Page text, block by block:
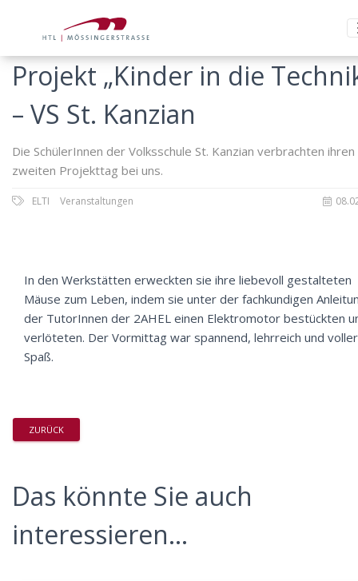
Projekt „Kinder in die
– VS St. Kanzian
Die SchülerInnen der Volksschule St. Kanzian verbrachten ihren
zweiten Projekttag bei uns.
ELTI Veranstaltungen
In den Werkstätten erweckten sie ihre liebevoll gestalteten
Mäuse zum Leben, indem sie unter der fachkundigen
der TutorInnen der 2AHEL einen Elektromotor bestückten
verlöteten. Der Vormittag war spannend, lehrreich und voller
Spaß.
ZURÜCK
Das könnte Sie auch
interessieren...